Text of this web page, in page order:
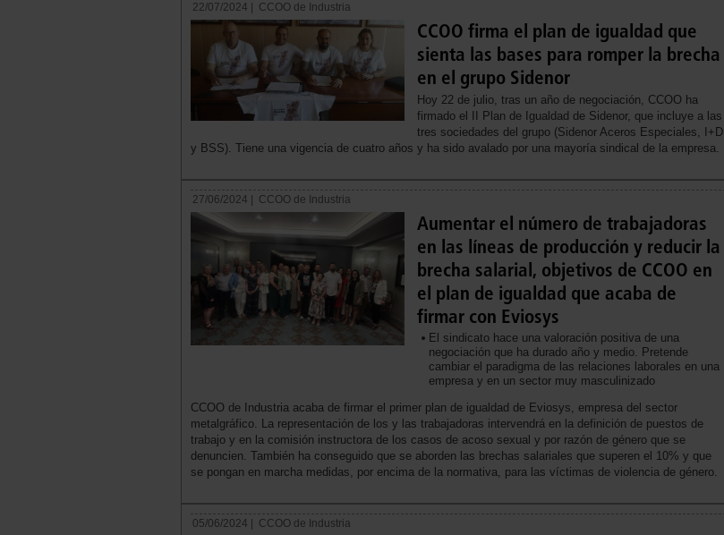
22/07/2024 | CCOO de Industria
CCOO firma el plan de igualdad que
sienta las bases para romper la brecha
en el grupo Sidenor
Hoy 22 de julio, tras un año de negociación, CCOO ha
firmado el II Plan de Igualdad de Sidenor, que incluye a las
tres sociedades del grupo (Sidenor Aceros Especiales, I+D
y BSS). Tiene una vigencia de cuatro años y ha sido avalado por una mayoría sindical de la empresa.
27/06/2024 | CCOO de Industria
Aumentar el número de trabajadoras
en las líneas de producción y reducir la
brecha salarial, objetivos de CCOO en
el plan de igualdad que acaba de
firmar con Eviosys
El sindicato hace una valoración positiva de una
negociación que ha durado año y medio. Pretende
cambiar el paradigma de las relaciones laborales en una
empresa y en un sector muy masculinizado
CCOO de Industria acaba de firmar el primer plan de igualdad de Eviosys, empresa del sector
metalgráfico. La representación de los y las trabajadoras intervendrá en la definición de puestos de
trabajo y en la comisión instructora de los casos de acoso sexual y por razón de género que se
denuncien. También ha conseguido que se aborden las brechas salariales que superen el 10% y que
se pongan en marcha medidas, por encima de la normativa, para las víctimas de violencia de género.
05/06/2024 | CCOO de Industria